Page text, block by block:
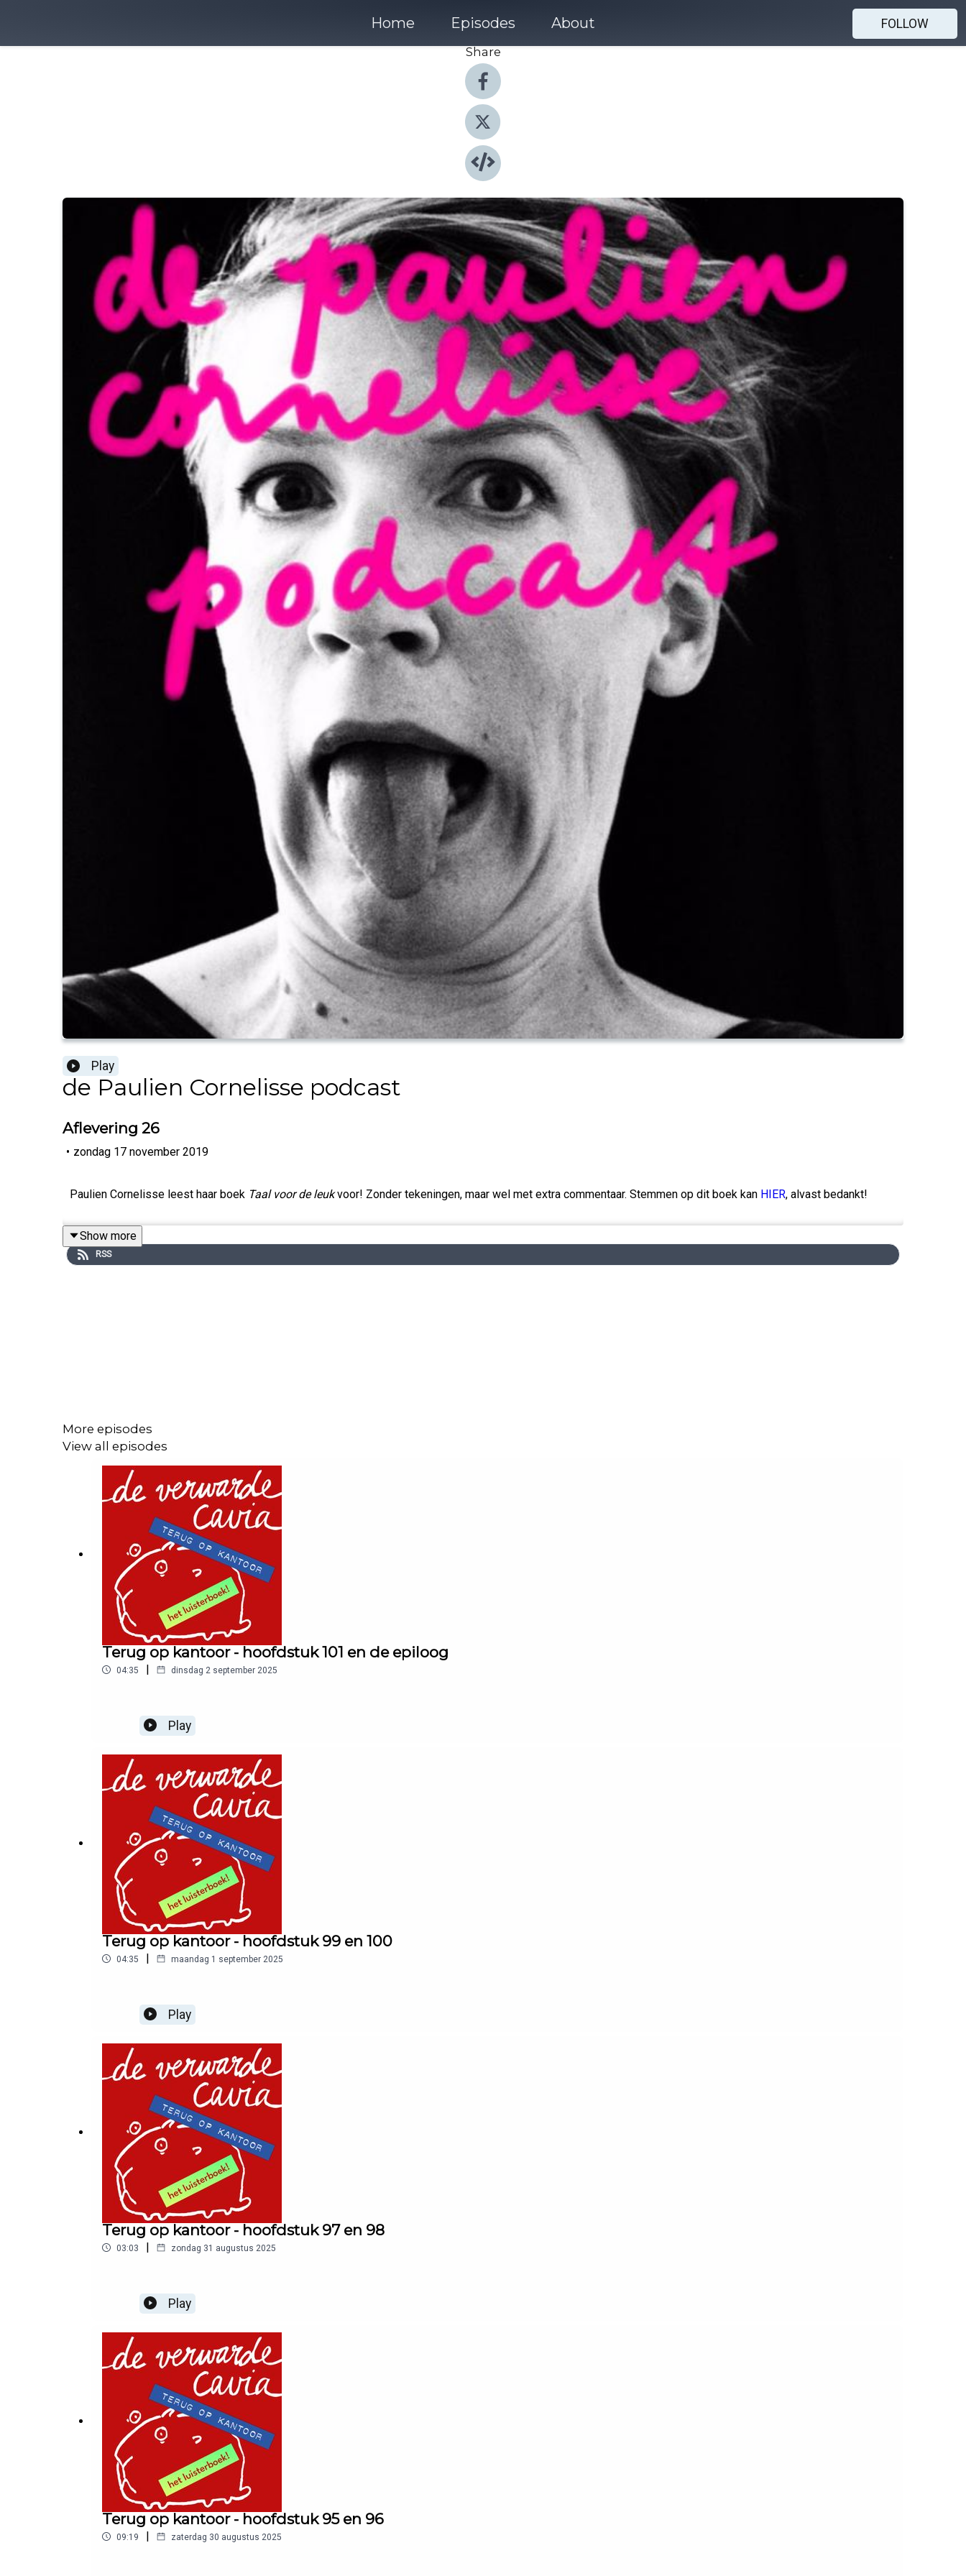
Home Episodes About
FOLLOW
Share
Play
de Paulien Cornelisse podcast
Aflevering 26
• zondag 17 november 2019
Paulien Cornelisse leest haar boek Taal voor de leukvoor! Zonder tekeningen, maar wel met extra commentaar. Stemmen op dit boek kan HIER, alvast bedankt!
Show more
RSS
More episodes
View all episodes
Terug op kantoor - hoofdstuk 101 en de epiloog
04:35 | dinsdag 2 september 2025
Play
Terug op kantoor - hoofdstuk 99 en 100
04:35 | maandag 1 september 2025
Play
Terug op kantoor - hoofdstuk 97 en 98
03:03 | zondag 31 augustus 2025
Play
Terug op kantoor - hoofdstuk 95 en 96
09:19 | zaterdag 30 augustus 2025